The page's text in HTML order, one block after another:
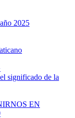
2025
significado de la
EN